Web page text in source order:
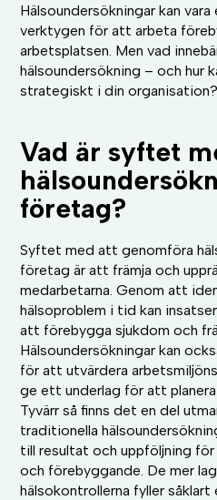
Hälsoundersökningar kan
verktygen för att arbeta
arbetsplatsen. Men vad
hälsoundersökning – och hur
strategiskt i din organisation?
Vad är syftet
företag?
Syftet med att genomföra
företag är att främja och
medarbetarna. Genom att
hälsoproblem i tid kan
att förebygga sjukdom och
Hälsoundersökningar kan
för att utvärdera
ge ett underlag för att
Tyvärr så finns det en del
traditionella
till resultat och uppföljning
och förebyggande. De mer
hälsokontrollerna fyller